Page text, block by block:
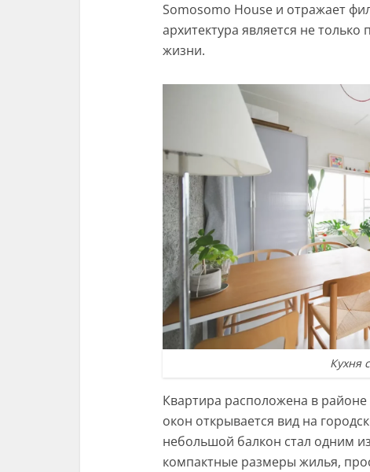
Somosomo House и отражает
архитектура является не
жизни.
Кухня
Квартира расположена в
окон открывается вид на
небольшой балкон стал одним
компактные размеры жилья,